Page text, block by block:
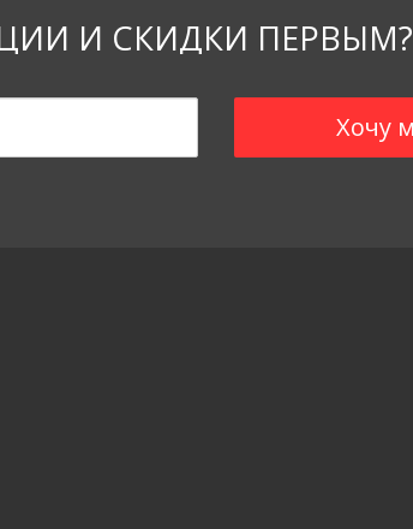
И СКИДКИ ПЕРВЫМ?